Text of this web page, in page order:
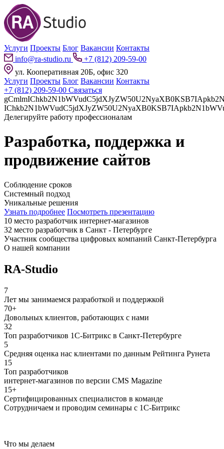
Услуги Проекты Блог Вакансии Контакты
info@ra-studio.ru
+7 (812) 209-59-00
ул. Кооперативная 20Б, офис 320
Услуги Проекты Блог Вакансии Контакты
+7 (812) 209-59-00 Связаться
Делегируйте работу профессионалам
Разработка, поддержка и
продвижение сайтов
Соблюдение сроков
Системный подход
Уникальные решения
Узнать подробнее Посмотреть презентацию
10 место разработчик интернет-магазинов
32 место разработчик в Санкт - Петербурге
Участник сообщества цифровых компаний Санкт-Петербурга
О нашей компании
RA-Studio
7
Лет мы занимаемся разработкой и поддержкой
70+
Довольных клиентов, работающих с нами
32
Топ разработчиков 1С-Битрикс в Санкт-Петербурге
5
Средняя оценка нас клиентами по данным Рейтинга Рунета
15
Топ разработчиков
интернет-магазинов по версии CMS Magazine
15+
Сертифицированных специалистов в команде
Сотрудничаем и проводим семинары с 1С-Битрикс
Что мы делаем